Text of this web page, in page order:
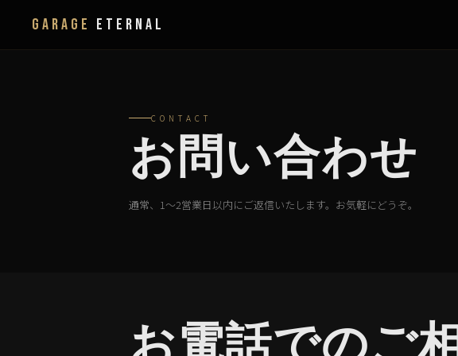
GARAGE ETERNAL
CONTACT
お問い合わせ
通常、1〜2営業日以内にご返信いたします。お気軽にどうぞ。